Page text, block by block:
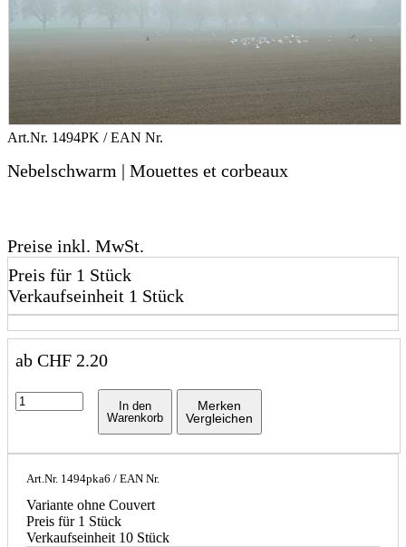
Art.Nr. 1494PK / EAN Nr.
Nebelschwarm | Mouettes et corbeaux
Preise inkl. MwSt.
Preis für 1 Stück
Verkaufseinheit 1 Stück
ab CHF 2.20
In den
Warenkorb
Merken
Vergleichen
Art.Nr. 1494pka6 / EAN Nr.
Variante ohne Couvert
Preis für 1 Stück
Verkaufseinheit 10 Stück